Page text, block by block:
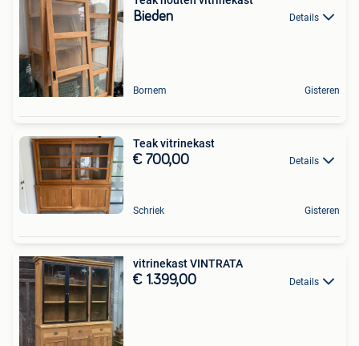
Bieden Details
Bornem Gisteren
Teak vitrinekast
€ 700,00 Details
Schriek Gisteren
vitrinekast VINTRATA
€ 1.399,00 Details